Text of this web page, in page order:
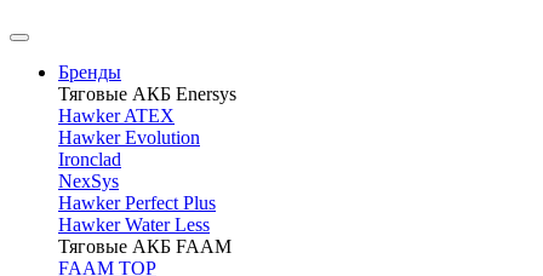
Бренды
Тяговые АКБ Enersys
Hawker ATEX
Hawker Evolution
Ironclad
NexSys
Hawker Perfect Plus
Hawker Water Less
Тяговые АКБ FAAM
FAAM TOP